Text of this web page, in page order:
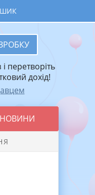
перетворіть
дохід!
НОВИНИ